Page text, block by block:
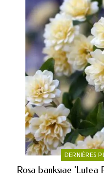
DERNIÈRES
Rosa banksiae 'Lutea